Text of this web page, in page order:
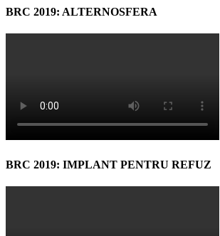
BRC 2019: ALTERNOSFERA
BRC 2019: IMPLANT PENTRU REFUZ